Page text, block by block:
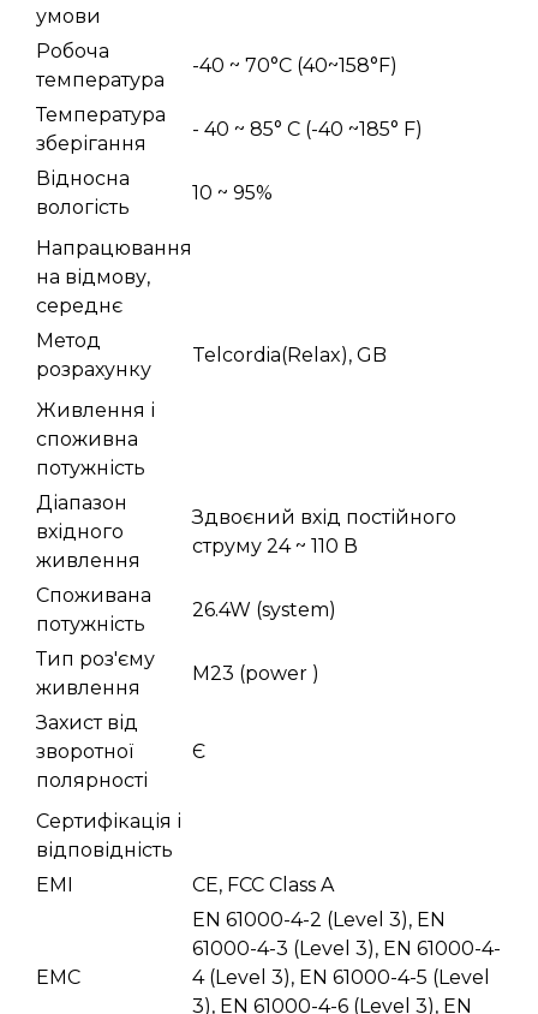
умови
Робоча
температура
-40 ~ 70°C (40~158°F)
Температура
зберігання
- 40 ~ 85° C (-40 ~185° F)
Відносна
вологість
10 ~ 95%
Напрацювання
на відмову,
середнє
Метод
розрахунку
Telcordia(Relax), GB
Живлення і
споживна
потужність
Діапазон
вхідного
живлення
Здвоєний вхід постійного
струму 24 ~ 110 В
Споживана
потужність
26.4W (system)
Тип роз'єму
живлення
M23 (power )
Захист від
зворотної
полярності
Є
Сертифікація і
відповідність
EMI
CE, FCC Class A
EMC
EN 61000-4-2 (Level 3), EN
61000-4-3 (Level 3), EN 61000-4-
4 (Level 3), EN 61000-4-5 (Level
3), EN 61000-4-6 (Level 3), EN